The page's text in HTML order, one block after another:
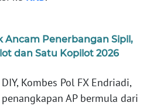
Ancam Penerbangan Sipil,
dan Satu Kopilot 2026
Kombes Pol FX Endriadi,
AP bermula dari